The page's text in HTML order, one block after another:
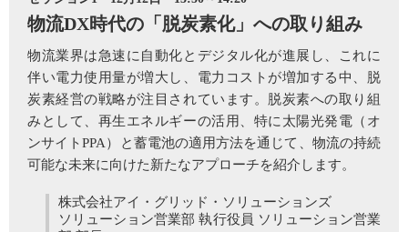
物流DX時代の「脱炭素化」への取り組み
物流業界は急速に自動化とデジタル化が進展し、これに
伴い電力使用量が増大し、電力コストが増加する中、脱
炭素経営の戦略が注目されています。脱炭素への取り組
みとして、再生エネルギーの活用、特に太陽光発電（オ
ンサイトPPA）と蓄電池の適用方法を通じて、物流の持続
可能な未来に向けた新たなアプローチを紹介します。
株式会社アイ・グリッド・ソリューションズ
ソリューション営業部 執行役員 ソリューション営業